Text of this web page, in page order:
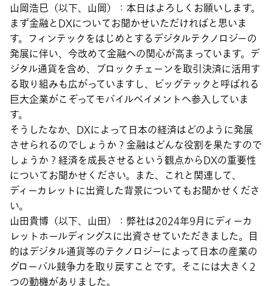
山岡浩巳（以下、山岡）
：本日はよろしくお願いします。
まず金融とDXについてお聞かせいただければと思いま
す。フィンテックをはじめとするデジタルテクノロジーの
発展に伴い、今改めて金融への関心が高まっています。デ
ジタル通貨を含め、ブロックチェーンを取引決済に活用す
る取り組みも広がっていますし、ビッグテックと呼ばれる
巨大企業がこぞってモバイルペイメントへ参入していま
す。
そうしたなか、DXによって日本の経済はどのように発展
させられるのでしょうか？金融はどんな役割を果たすので
しょうか？経済を成長させるという観点からDXの重要性
についてお聞かせください。また、これと関連して、
ディーカレットに出資した背景についてもお聞かせくださ
い。
山田貴博（以下、山田）
：弊社は2024年9月にディーカ
レットホールディングスに出資させていただきました。目
的はデジタル通貨等のテクノロジーによって日本の産業の
グローバル競争力を取り戻すことです。そこには大きく2
つの動機がありました。